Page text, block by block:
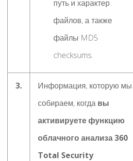
путь и характер
файлов, а также
файлы MD5
checksums.
3.
Информация, которую мы
собираем, когда вы
активируете функцию
облачного анализа 360
Total Security: